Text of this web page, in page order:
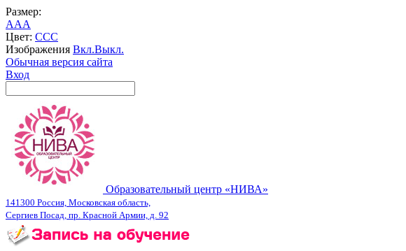
Размер:
AAA
Цвет: CCC
Изображения Вкл.Выкл.
Обычная версия сайта
Вход
Образовательный центр «НИВА»
141300 Россия, Московская область,
Сергиев Посад, пр. Красной Армии, д. 92